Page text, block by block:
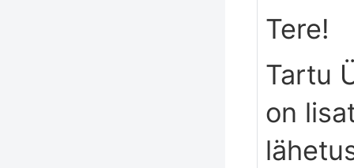
Tere!
Tartu
on